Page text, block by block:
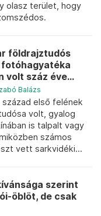
olasz terület, hogy
földrajztudós
volt száz éve...
Balázs
század első felének
volt, gyalog
is talpalt vagy
számos
vett sarkvidéki...
szerint
öblöt, de csak